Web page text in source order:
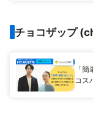
チョコザップ
「
コス